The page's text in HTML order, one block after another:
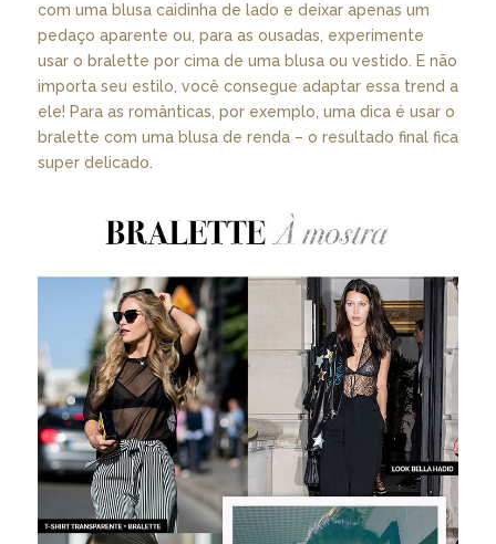
com uma blusa caidinha de lado e deixar apenas um
pedaço aparente ou, para as ousadas, experimente
usar o bralette por cima de uma blusa ou vestido. E não
importa seu estilo, você consegue adaptar essa trend a
ele! Para as românticas, por exemplo, uma dica é usar o
bralette com uma blusa de renda – o resultado final fica
super delicado.